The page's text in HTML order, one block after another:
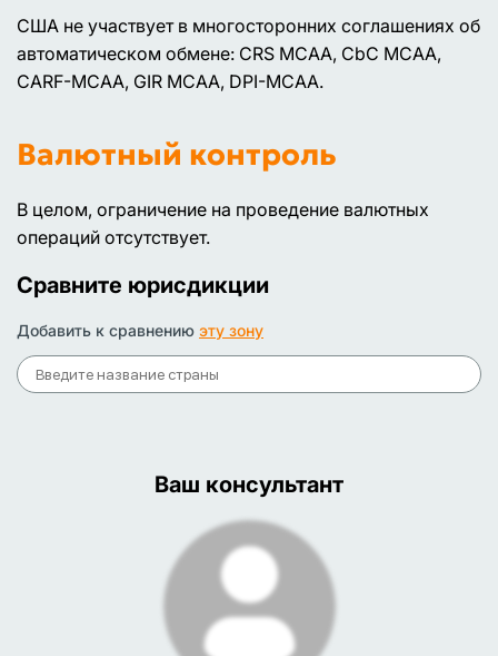
США не участвует в многосторонних соглашениях об
автоматическом обмене: CRS MCAA, CbC MCAA,
CARF-MCAA, GIR MCAA, DPI-MCAA.
Валютный контроль
В целом, ограничение на проведение валютных
операций отсутствует.
Сравните юрисдикции
Добавить к сравнению эту зону
Ваш консультант